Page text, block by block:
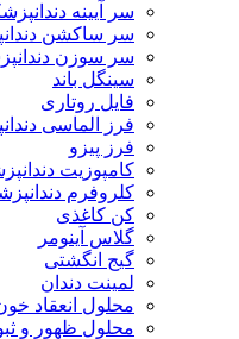
سر آیینه
سر ساکشن
سر سوزن
سینگل باند
فایل روتاری
فرز الماسی
فرز پیزو
کامپوزیت
کلروفرم
کن کاغذی
گلاس آینومر
گیج انگشتی
لمینت دندان
محلول انعقاد
محلول ظهور و